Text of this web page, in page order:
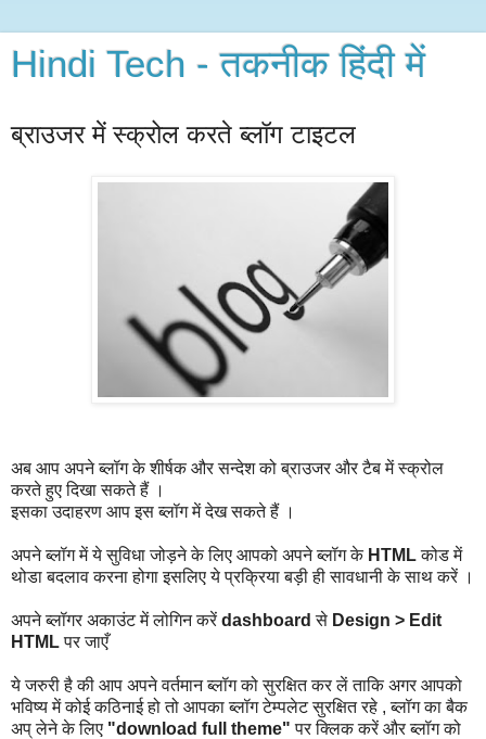
Hindi Tech - तकनीक हिंदी में
ब्राउजर में स्क्रोल करते ब्लॉग टाइटल
अब आप अपने ब्लॉग के शीर्षक और सन्देश को ब्राउजर और टैब में स्क्रोल
करते हुए दिखा सकते हैं ।
इसका उदाहरण आप इस ब्लॉग में देख सकते हैं ।
अपने ब्लॉग में ये सुविधा जोड़ने के लिए आपको अपने ब्लॉग के HTMLकोड में
थोडा बदलाव करना होगा इसलिए ये प्रक्रिया बड़ी ही सावधानी के साथ करें ।
अपने ब्लॉगर अकाउंट में लोगिन करें dashboardसे Design > Edit
HTMLपर जाएँ
ये जरुरी है की आप अपने वर्तमान ब्लॉग को सुरक्षित कर लें ताकि अगर आपको
भविष्य में कोई कठिनाई हो तो आपका ब्लॉग टेम्पलेट सुरक्षित रहे , ब्लॉग का बैक
अप् लेने के लिए "download full theme" पर क्लिक करें और ब्लॉग को